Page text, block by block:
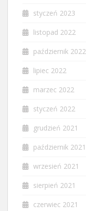
styczeń 2023
listopad 2022
październik 2022
lipiec 2022
marzec 2022
styczeń 2022
grudzień 2021
październik 2021
wrzesień 2021
sierpień 2021
czerwiec 2021